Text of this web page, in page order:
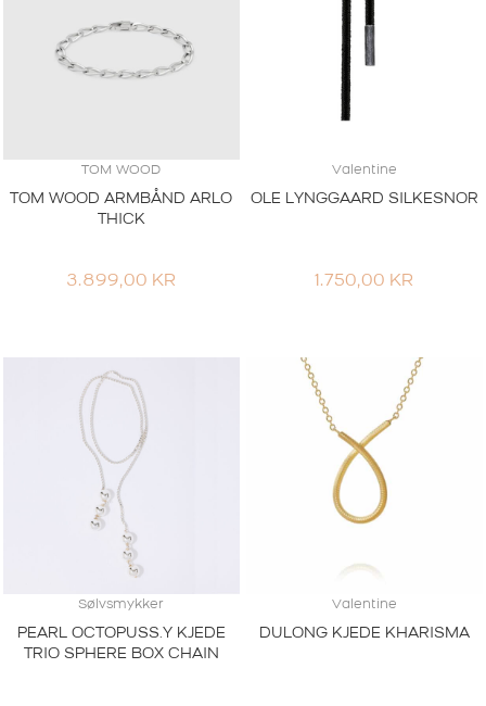
TOM WOOD
TOM WOOD ARMBÅND ARLO
THICK
3.899,00 KR
Valentine
OLE LYNGGAARD SILKESNOR
1.750,00 KR
Sølvsmykker
PEARL OCTOPUSS.Y KJEDE
TRIO SPHERE BOX CHAIN
Valentine
DULONG KJEDE KHARISMA